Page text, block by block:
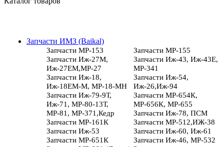
Запчасти ИМЗ (Baikal)
Запчасти МР-153
Запчасти МР-155
Запчасти Иж-27М,
Иж-27ЕМ,МР-27
Запчасти Иж-43, Иж-43Е,
МР-341
Запчасти Иж-18,
Иж-18ЕМ-М, МР-18-МН
Запчасти Иж-54,
Иж-26,Иж-94
Запчасти Иж-79-9Т,
Иж-71, МР-80-13Т,
МР-81, МР-371,Кедр
Запчасти МР-654К,
МР-656К, МР-655
Запчасти Иж-78, ПСМ
Запчасти МР-161К
Запчасти МР-512,ИЖ-38
Запчасти Иж-53
Запчасти Иж-60, Иж-61
Запчасти МР-651К
Запчасти Иж-46, МР-532